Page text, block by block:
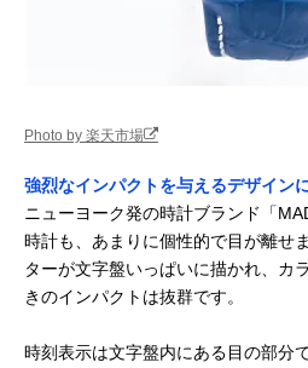
Photo by 楽天市場
強烈なインパクトを与えるデザイン
ニューヨーク発の時計ブランド「
時計も、あまりに個性的で目が離せ
ターが文字盤いっぱいに描かれ、カ
きのインパクトは抜群です。
時刻表示は文字盤内にある目の部分